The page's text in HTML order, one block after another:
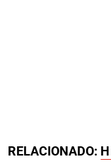
RELACIONADO: